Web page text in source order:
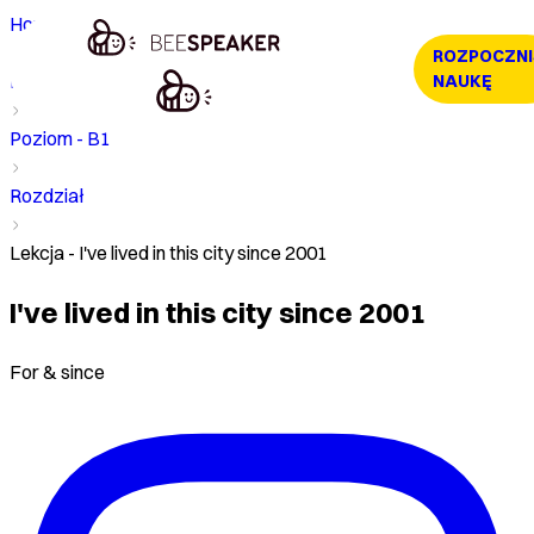
NAUKĘ
Home
Kurs
Poziom - B1
Rozdział
Lekcja - I've lived in this city since 2001
I've lived in this city since 2001
For & since